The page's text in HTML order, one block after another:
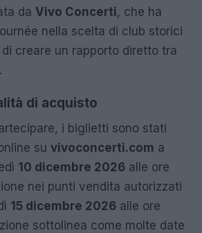
da Vivo Concerti, che ha
nella scelta di club storici
creare un rapporto diretto tra
di acquisto
i biglietti sono stati
su vivoconcerti.com a
10 dicembre 2026 alle ore
nei punti vendita autorizzati
15 dicembre 2026 alle ore
sottolinea come molte date